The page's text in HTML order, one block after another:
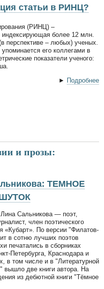
статьи в РИНЦ?
(РИНЦ) –
индексирующая более 12 млн.
перспективе – любых) ученых.
его коллегами в
показатели ученого:
► Подробнее
и прозы:
ТЕМНОЕ
Лина Сальникова — поэт,
член поэтического
«Кубарт». По версии "Филатов-
в сотню лучших поэтов
печатались в сборниках
Петербурга, Краснодара и
в том числе и в "Литературной
вышло две книги автора. На
из дебютной книги "Тёмное